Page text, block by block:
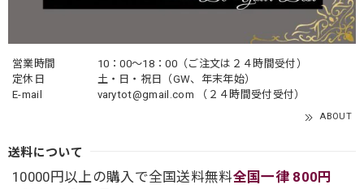
営業時間
10：00〜18：00（ご注文は２４時間受付）
定休日
土・日・祝日（GW、年末年始）
E-mail
varytot@gmail.com （２４時間受付受付）
ABOUT
送料について
10000円以上の購入で全国送料無料全国一律 800円